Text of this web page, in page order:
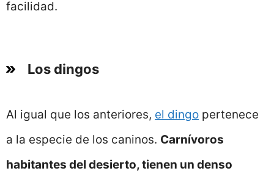
facilidad.
Los dingos
Al igual que los anteriores, el dingo pertenece
a la especie de los caninos. Carnívoros
habitantes del desierto, tienen un denso